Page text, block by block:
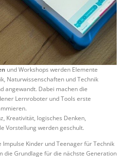
und Workshops werden Elemente
Naturwissenschaften und Technik
angewandt. Dabei machen die
Lernroboter und Tools erste
Kreativität, logisches Denken,
Vorstellung werden geschult.
Kinder und Teenager für Technik
die Grundlage für die nächste Generation